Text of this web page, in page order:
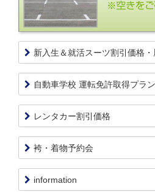
新入生＆就活スーツ割引価格
自動車学校 運転免許取得プラン
レンタカー割引価格
袴・着物予約会
information